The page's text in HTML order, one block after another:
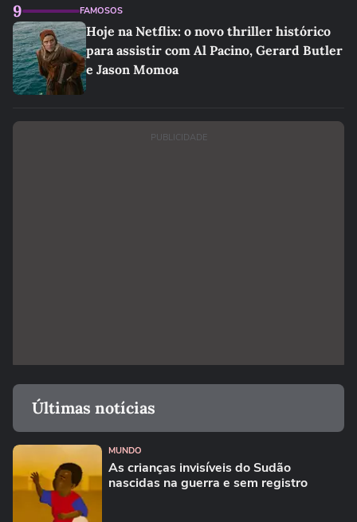
9 FAMOSOS
Hoje na Netflix: o novo thriller histórico
para assistir com Al Pacino, Gerard Butler
e Jason Momoa
PUBLICIDADE
Últimas notícias
MUNDO
As crianças invisíveis do Sudão
nascidas na guerra e sem registro